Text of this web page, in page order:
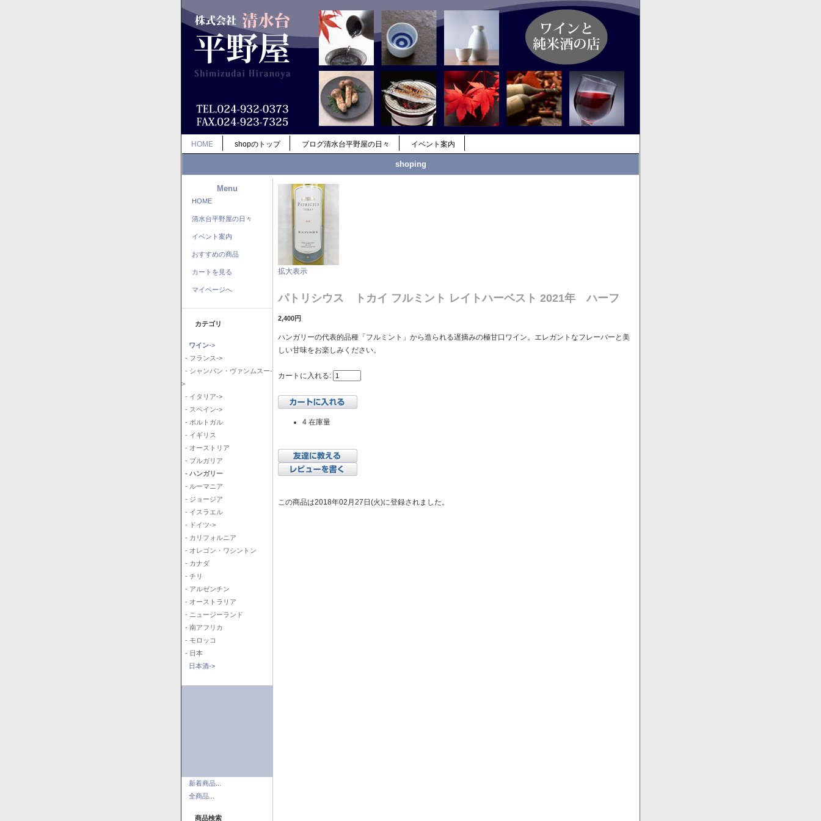
HOME shopのトップ ブログ清水台平野屋の日々 イベント案内
shoping
Menu
HOME
清水台平野屋の日々
イベント案内
おすすめの商品
カートを見る
マイページへ
カテゴリ
ワイン->
- フランス->
- シャンパン・ヴァンムスー-
>
- イタリア->
- スペイン->
- ポルトガル
- イギリス
- オーストリア
- ブルガリア
- ハンガリー
- ルーマニア
- ジョージア
- イスラエル
- ドイツ->
- カリフォルニア
- オレゴン・ワシントン
- カナダ
- チリ
- アルゼンチン
- オーストラリア
- ニュージーランド
- 南アフリカ
- モロッコ
- 日本
日本酒->
新着商品...
全商品...
商品検索
拡大表示
パトリシウス トカイ フルミント レイトハーベスト 2021年 ハーフ
2,400円
ハンガリーの代表的品種「フルミント」から造られる遅摘みの極甘口ワイン。エレガントなフレーバーと美
しい甘味をお楽しみください。
カートに入れる:
4 在庫量
この商品は2018年02月27日(火)に登録されました。